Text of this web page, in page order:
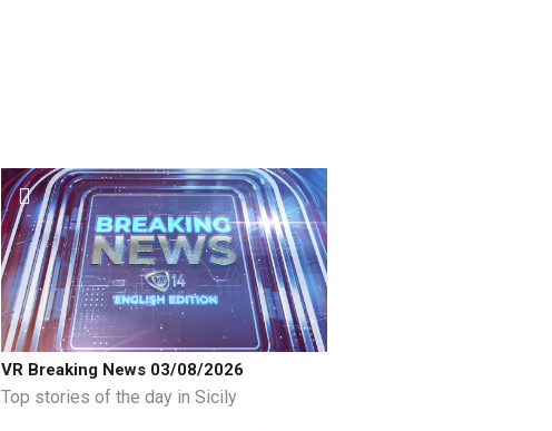
VR Breaking News 03/08/2026
Top stories of the day in Sicily